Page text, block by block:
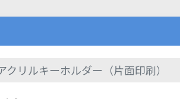
アク
クリルキーホルダー（片面印刷）